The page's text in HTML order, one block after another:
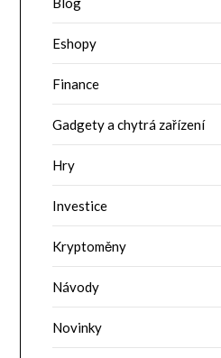
Eshopy
Finance
Gadgety a chytrá zařízení
Hry
Investice
Kryptoměny
Návody
Novinky